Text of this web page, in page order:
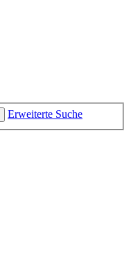
Erweiterte Suche